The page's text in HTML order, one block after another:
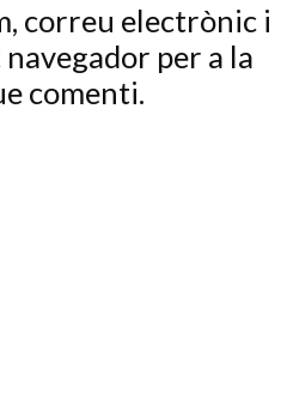
correu electrònic i
per a la
comenti.